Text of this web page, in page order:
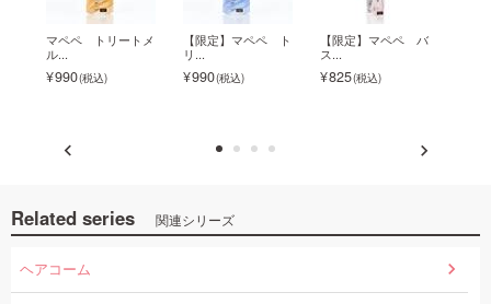
マペペ トリートメ
ル...
990
【限定】マペペ ト
リ...
990
【限定】マペペ バ
ス...
825
Related series 関連シリーズ
ヘアコーム